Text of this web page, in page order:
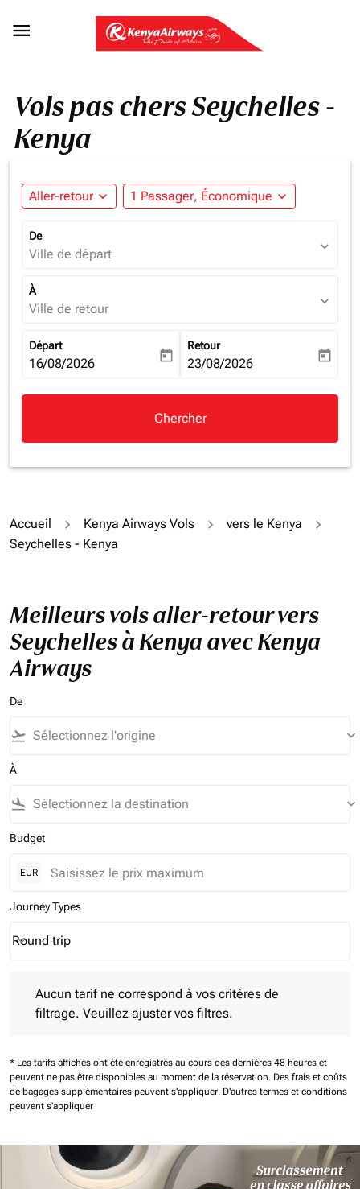

Vols pas chers Seychelles -
Kenya
Aller-retour expand_more 1 Passager, Économique expand_more
De
Ville de départ expand_more
À
Ville de retour expand_more
Départ
fc-booking-departure-date-aria-label
16/08/2026 today
Retour
fc-booking-return-date-aria-
23/08/2026 today
Chercher
Accueil Kenya Airways Vols
vers le Kenya
Seychelles - Kenya
Meilleurs vols aller-retour vers
Seychelles à Kenya avec Kenya
Airways
De
flight_takeoff keyboard_arrow_down
À
flight_land keyboard_arrow_down
Budget
EUR
Journey Types
Journey Types option Round trip Selected
Round trip
keyboard_arrow_down
Aucun tarif ne correspond à vos critères de
filtrage. Veuillez ajuster vos filtres.
* Les tarifs affichés ont été enregistrés au cours des dernières 48 heures et
peuvent ne pas être disponibles au moment de la réservation. Des frais et coûts
de bagages supplémentaires peuvent s'appliquer. D'autres termes et conditions
peuvent s'appliquer